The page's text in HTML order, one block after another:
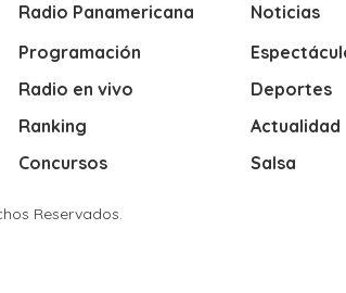
Radio Panamericana
Programación
Radio en vivo
Ranking
Concursos
Noticias
Deportes
Actualidad
Salsa
Reservados.